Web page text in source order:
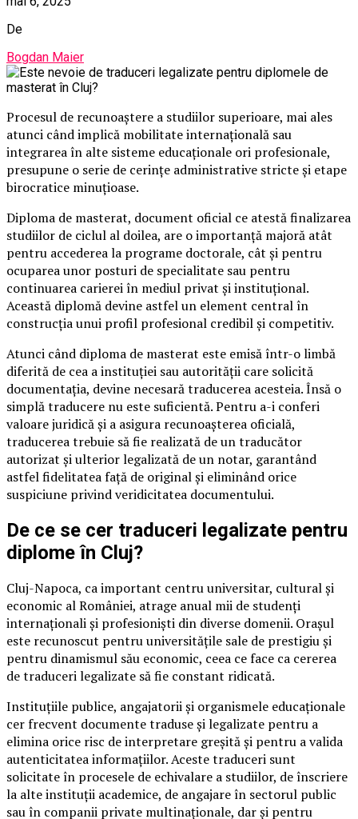
De
Bogdan Maier
Procesul de recunoaștere a studiilor superioare, mai ales
atunci când implică mobilitate internațională sau
integrarea în alte sisteme educaționale ori profesionale,
presupune o serie de cerințe administrative stricte și etape
birocratice minuțioase.
Diploma de masterat, document oficial ce atestă finalizarea
studiilor de ciclul al doilea, are o importanță majoră atât
pentru accederea la programe doctorale, cât și pentru
ocuparea unor posturi de specialitate sau pentru
continuarea carierei în mediul privat și instituțional.
Această diplomă devine astfel un element central în
construcția unui profil profesional credibil și competitiv.
Atunci când diploma de masterat este emisă într-o limbă
diferită de cea a instituției sau autorității care solicită
documentația, devine necesară traducerea acesteia. Însă o
simplă traducere nu este suficientă. Pentru a-i conferi
valoare juridică și a asigura recunoașterea oficială,
traducerea trebuie să fie realizată de un traducător
autorizat și ulterior legalizată de un notar, garantând
astfel fidelitatea față de original și eliminând orice
suspiciune privind veridicitatea documentului.
De ce se cer traduceri legalizate pentru
diplome în Cluj?
Cluj-Napoca, ca important centru universitar, cultural și
economic al României, atrage anual mii de studenți
internaționali și profesioniști din diverse domenii. Orașul
este recunoscut pentru universitățile sale de prestigiu și
pentru dinamismul său economic, ceea ce face ca cererea
de traduceri legalizate să fie constant ridicată.
Instituțiile publice, angajatorii și organismele educaționale
cer frecvent documente traduse și legalizate pentru a
elimina orice risc de interpretare greșită și pentru a valida
autenticitatea informațiilor. Aceste traduceri sunt
solicitate în procesele de echivalare a studiilor, de înscriere
la alte instituții academice, de angajare în sectorul public
sau în companii private multinaționale, dar și pentru